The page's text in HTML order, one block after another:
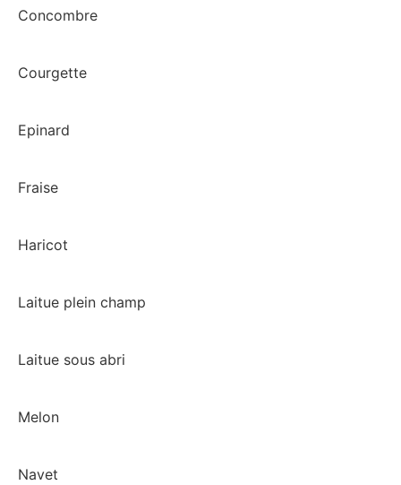
Concombre
Courgette
Epinard
Fraise
Haricot
Laitue plein champ
Laitue sous abri
Melon
Navet